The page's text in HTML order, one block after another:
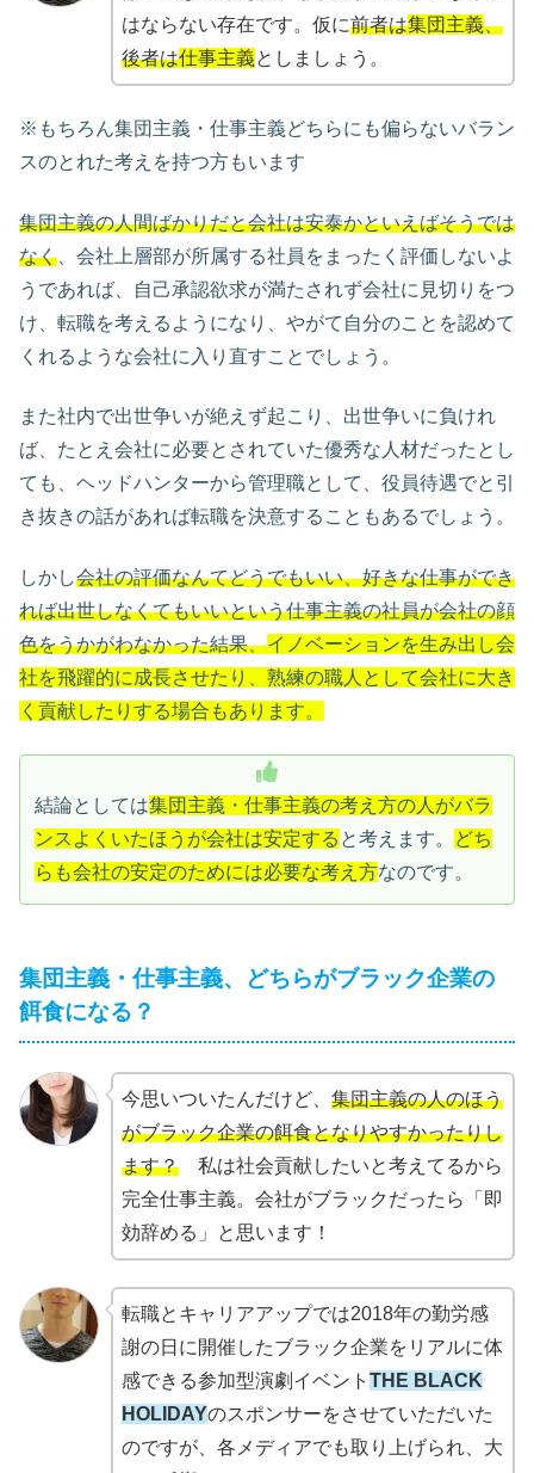
はならない存在です。仮に前者は集団主義、
後者は仕事主義としましょう。
※もちろん集団主義・仕事主義どちらにも偏らないバラン
スのとれた考えを持つ方もいます
集団主義の人間ばかりだと会社は安泰かといえばそうでは
なく 、会社上層部が所属する社員をまったく評価しないよ
うであれば、自己承認欲求が満たされず会社に見切りをつ
け、転職を考えるようになり、やがて自分のことを認めて
くれるような会社に入り直すことでしょう。
また社内で出世争いが絶えず起こり、出世争いに負けれ
ば、たとえ会社に必要とされていた優秀な人材だったとし
ても、ヘッドハンターから管理職として、役員待遇でと引
き抜きの話があれば転職を決意することもあるでしょう。
しかし会社の評価なんてどうでもいい、好きな仕事ができ
れば出世しなくてもいいという仕事主義の社員が会社の顔
色をうかがわなかった結果、イノベーションを生み出し会
社を飛躍的に成長させたり、熟練の職人として会社に大き
く貢献したりする場合もあります。
結論としては集団主義・仕事主義の考え方の人がバラ
ンスよくいたほうが会社は安定する と考えます。
どち
らも会社の安定のためには必要な考え方なのです。
集団主義・仕事主義、どちらがブラック企業の
餌食になる？
今思いついたんだけど、 集団主義の人のほう
がブラック企業の餌食となりやすかったりし
ます？私は社会貢献したいと考えてるから
完全仕事主義。会社がブラックだったら「即
効辞める」と思います！
転職とキャリアアップでは2018年の勤労感
謝の日に開催したブラック企業をリアルに体
感できる参加型演劇イベント THE BLACK
HOLIDAYのスポンサーをさせていただいた
のですが、各メディアでも取り上げられ、大